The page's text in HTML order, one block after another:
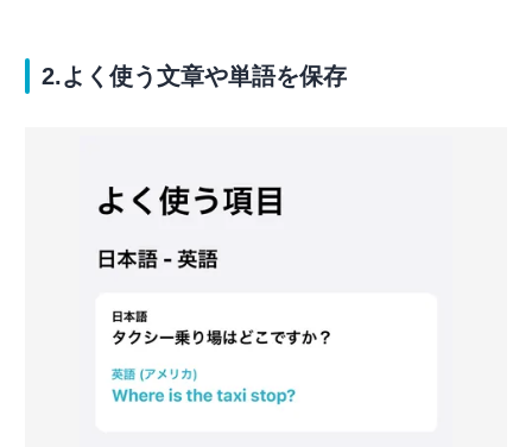
2.よく使う文章や単語を保存